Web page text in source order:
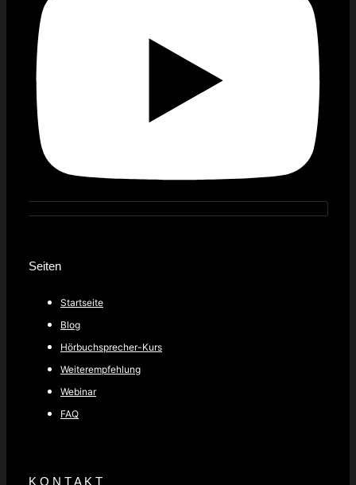
Seiten
Startseite
Blog
Hörbuchsprecher-Kurs
Weiterempfehlung
Webinar
FAQ
K O N T A K T